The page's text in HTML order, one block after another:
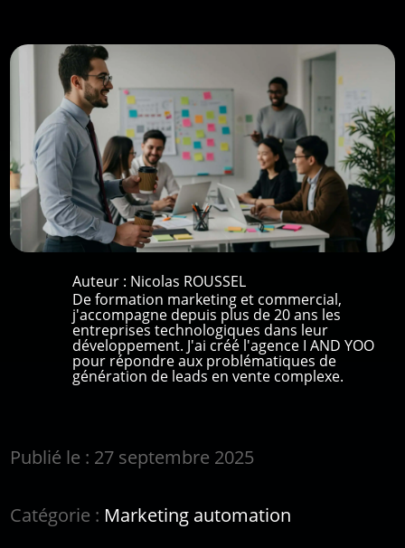
Auteur : Nicolas ROUSSEL
De formation marketing et commercial,
j'accompagne depuis plus de 20 ans les
entreprises technologiques dans leur
développement. J'ai créé l'agence I AND YOO
pour répondre aux problématiques de
génération de leads en vente complexe.
Publié le : 27 septembre 2025
Catégorie : Marketing automation